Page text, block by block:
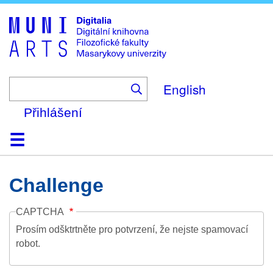
to
main
content
English
Přihlášení
DomůKolekce
Prohlížení
Vyhledávání
O platformě
Nápověda
KontaktDigitalia
Challenge
CAPTCHA
Prosím odšktrtněte pro potvrzení, že nejste spamovací
robot.